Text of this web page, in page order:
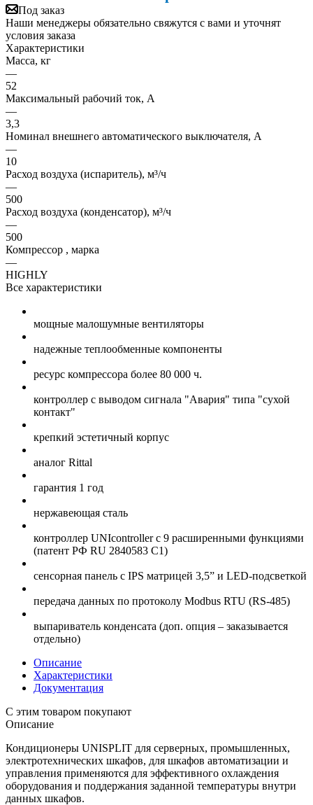
Под заказ
Наши менеджеры обязательно свяжутся с вами и уточнят
условия заказа
Характеристики
Масса, кг
—
52
Максимальный рабочий ток, А
—
3,3
Номинал внешнего автоматического выключателя, А
—
10
Расход воздуха (испаритель), м³/ч
—
500
Расход воздуха (конденсатор), м³/ч
—
500
Компрессор , марка
—
HIGHLY
Все характеристики
мощные малошумные вентиляторы
надежные теплообменные компоненты
ресурс компрессора более 80 000 ч.
контроллер с выводом сигнала "Авария" типа "сухой
контакт"
крепкий эстетичный корпус
аналог Rittal
гарантия 1 год
нержавеющая сталь
контроллер UNIcontroller c 9 расширенными функциями
(патент РФ RU 2840583 C1)
сенсорная панель с IPS матрицей 3,5” и LED-подсветкой
передача данных по протоколу Modbus RTU (RS-485)
выпариватель конденсата (доп. опция – заказывается
отдельно)
Описание
Характеристики
Документация
С этим товаром покупают
Описание
Кондиционеры UNISPLIT для серверных, промышленных,
электротехнических шкафов, для шкафов автоматизации и
управления применяются для эффективного охлаждения
оборудования и поддержания заданной температуры внутри
данных шкафов.